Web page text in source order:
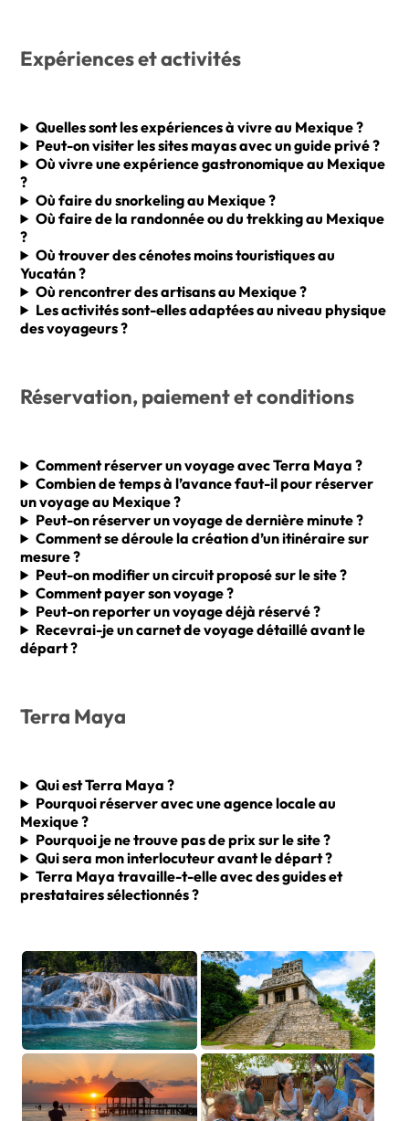
Expériences et activités
Quelles sont les expériences à vivre au Mexique ?
Peut-on visiter les sites mayas avec un guide privé ?
Où vivre une expérience gastronomique au Mexique
?
Où faire du snorkeling au Mexique ?
Où faire de la randonnée ou du trekking au Mexique
?
Où trouver des cénotes moins touristiques au
Yucatán ?
Où rencontrer des artisans au Mexique ?
Les activités sont-elles adaptées au niveau physique
des voyageurs ?
Réservation, paiement et conditions
Comment réserver un voyage avec Terra Maya ?
Combien de temps à l’avance faut-il pour réserver
un voyage au Mexique ?
Peut-on réserver un voyage de dernière minute ?
Comment se déroule la création d’un itinéraire sur
mesure ?
Peut-on modifier un circuit proposé sur le site ?
Comment payer son voyage ?
Peut-on reporter un voyage déjà réservé ?
Recevrai-je un carnet de voyage détaillé avant le
départ ?
Terra Maya
Qui est Terra Maya ?
Pourquoi réserver avecune agence locale au
Mexique ?
Pourquoi je ne trouve pas de prix sur le site ?
Qui sera mon interlocuteur avant le départ ?
Terra Maya travaille-t-elle avec des guides et
prestataires sélectionnés ?